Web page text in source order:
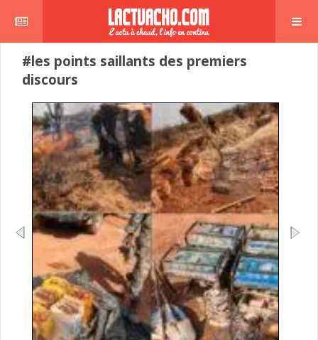
#les points saillants des premiers
discours